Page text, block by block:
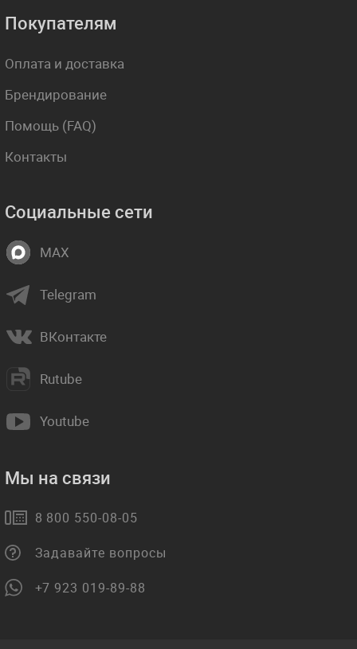
Покупателям
Оплата и доставка
Брендирование
Помощь (FAQ)
Контакты
Социальные сети
MAX
Telegram
ВКонтакте
Rutube
Youtube
Мы на связи
8 800 550-08-05
Задавайте вопросы
+7 923 019-89-88